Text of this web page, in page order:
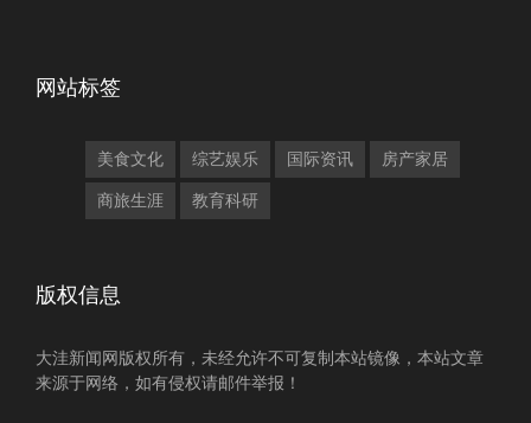
网站标签
美食文化 综艺娱乐 国际资讯 房产家居
商旅生涯 教育科研
版权信息
大洼新闻网版权所有，未经允许不可复制本站镜像，本站文章
来源于网络，如有侵权请邮件举报！